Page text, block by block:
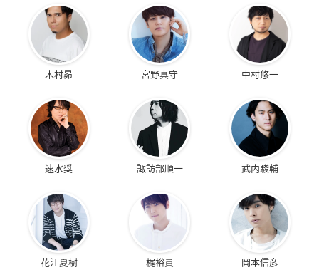
木村昴 宮野真守 中村悠一
速水奨 諏訪部順一 武内駿輔
花江夏樹 梶裕貴 岡本信彦